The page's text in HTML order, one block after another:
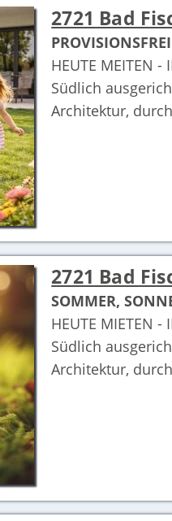
2721 Bad
HEUTE MEITEN
Südlich
Architektur,
2721 Bad
SOMMER,
HEUTE MIETEN
Südlich
Architektur,